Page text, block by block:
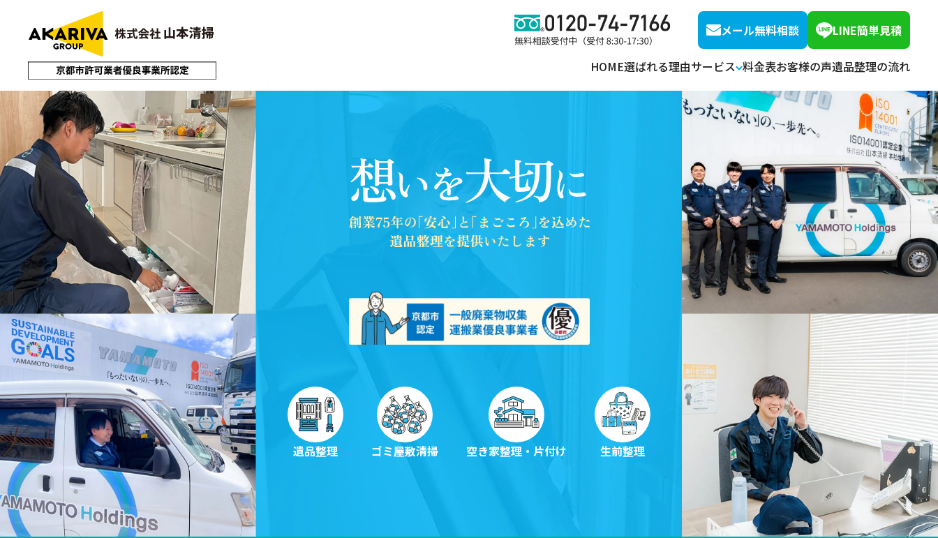
メール無料相談 LINE簡単見積
HOME選ばれる理由サービス
サービストップ
遺品整理
仏壇処分 遺品供養 ゴミ屋敷の片付け・清掃
オプションサービス
空き家整理・片付け
解体・リフォーム
ハウスクリーニング
特殊清掃
料金表お客様の声遺品整理の流れ
遺品整理 ゴミ屋敷清掃 空き家整理 ・片付け 生前整理